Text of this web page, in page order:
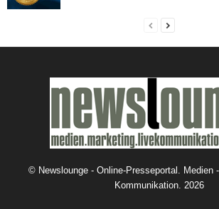
© Newslounge - Online-Presseportal. Medien
Kommunikation. 2026